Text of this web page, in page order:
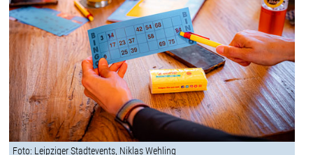
Foto: Leipziger Stadtevents, Niklas Wehling